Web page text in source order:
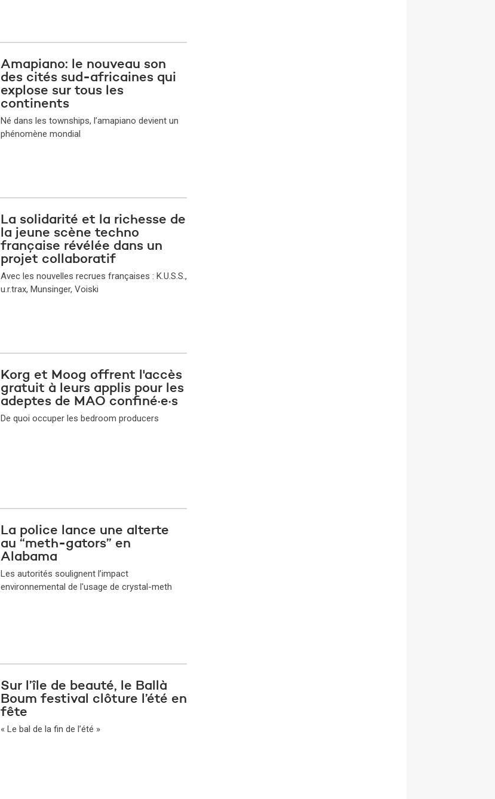
Amapiano: le nouveau son
des cités sud-africaines qui
explose sur tous les
continents
Né dans les townships, l’amapiano devient un
phénomène mondial
La solidarité et la richesse de
la jeune scène techno
française révélée dans un
projet collaboratif
Avec les nouvelles recrues françaises : K.U.S.S.,
u.r.trax, Munsinger, Voiski
​Korg et Moog offrent l'accès
gratuit à leurs applis pour les
adeptes de MAO confiné·e·s
De quoi occuper les bedroom producers
La police lance une alterte
au “meth-gators” en
Alabama
Les autorités soulignent l’impact
environnemental de l'usage de crystal-meth
Sur l’île de beauté, le Ballà
Boum festival clôture l’été en
fête
« Le bal de la fin de l’été »